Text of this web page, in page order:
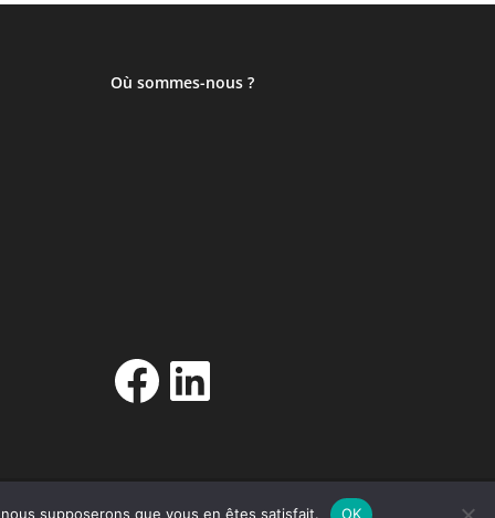
Où sommes-nous ?
supposerons que vous en êtes satisfait. OK